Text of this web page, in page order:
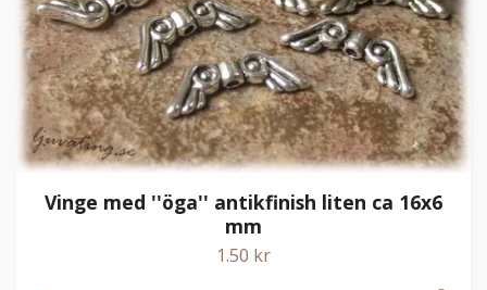
Vinge med ''öga'' antikfinish liten ca 16x6
mm
1.50 kr